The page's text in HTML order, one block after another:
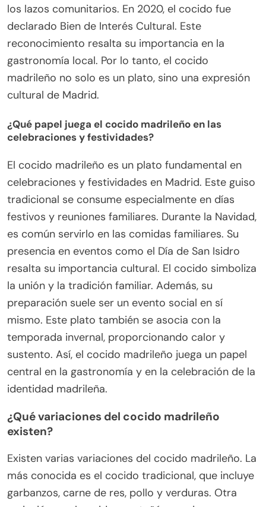
los lazos comunitarios. En 2020, el cocido fue
declarado Bien de Interés Cultural. Este
reconocimiento resalta su importancia en la
gastronomía local. Por lo tanto, el cocido
madrileño no solo es un plato, sino una expresión
cultural de Madrid.
¿Qué papel juega el cocido madrileño en las
celebraciones y festividades?
El cocido madrileño es un plato fundamental en
celebraciones y festividades en Madrid. Este guiso
tradicional se consume especialmente en días
festivos y reuniones familiares. Durante la Navidad,
es común servirlo en las comidas familiares. Su
presencia en eventos como el Día de San Isidro
resalta su importancia cultural. El cocido simboliza
la unión y la tradición familiar. Además, su
preparación suele ser un evento social en sí
mismo. Este plato también se asocia con la
temporada invernal, proporcionando calor y
sustento. Así, el cocido madrileño juega un papel
central en la gastronomía y en la celebración de la
identidad madrileña.
¿Qué variaciones del cocido madrileño
existen?
Existen varias variaciones del cocido madrileño. La
más conocida es el cocido tradicional, que incluye
garbanzos, carne de res, pollo y verduras. Otra